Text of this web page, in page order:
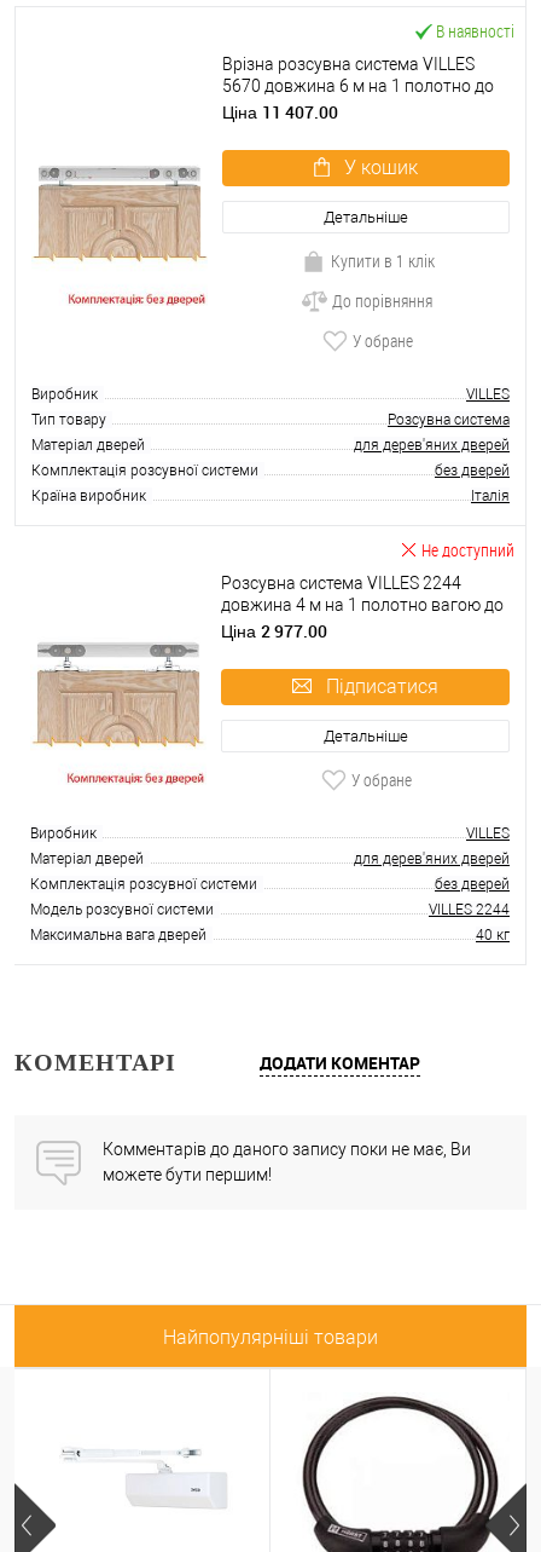
В наявності
Врізна розсувна система VILLES
5670 довжина 6 м на 1 полотно до
80 кг з двостороннім дотягувачем
Ціна 11 407.00
У кошик
Детальніше
Купити в 1 клік
До порівняння
У обране
Виробник
VILLES
Тип товару
Розсувна система
Матеріал дверей
для дерев'яних дверей
Комплектація розсувної системи
без дверей
Країна виробник
Італія
Не доступний
Розсувна система VILLES 2244
довжина 4 м на 1 полотно вагою до
40 кг
Ціна 2 977.00
Підписатися
Детальніше
У обране
Виробник
VILLES
Матеріал дверей
для дерев'яних дверей
Комплектація розсувної системи
без дверей
Модель розсувної системи
VILLES 2244
Максимальна вага дверей
40 кг
КОМЕНТАРІ ДОДАТИ КОМЕНТАР
Комментарів до даного запису поки не має, Ви
можете бути першим!
Найпопулярніші товари